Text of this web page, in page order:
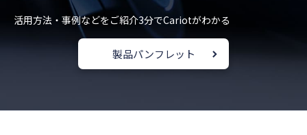
活用方法・事例などをご紹介3分でCariotがわかる
製品パンフレット